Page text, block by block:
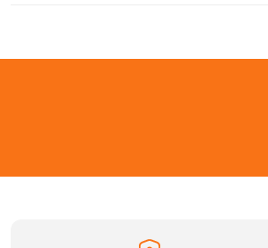
Görüş ve önerileriniz için teşekkür ederiz.